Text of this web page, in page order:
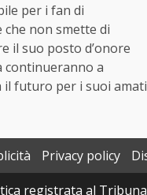
per i fan di
che non smette di
il suo posto d’onore
continueranno a
il futuro per i suoi amati
Privacy policy
registrata al